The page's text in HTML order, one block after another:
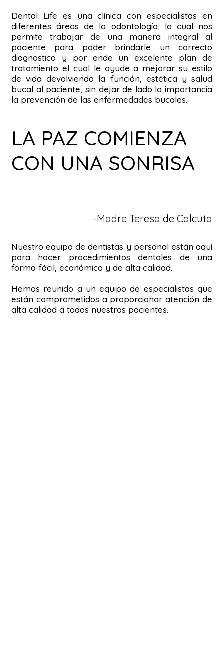
Dental Life es una clínica con especialistas en
diferentes áreas de la odontología, lo cual nos
permite trabajar de una manera integral al
paciente para poder brindarle un correcto
diagnostico y por ende un excelente plan de
tratamiento el cual le ayude a mejorar su estilo
de vida devolviendo la función, estética y salud
bucal al paciente, sin dejar de lado la importancia
la prevención de las enfermedades bucales.
LA PAZ COMIENZA
CON UNA SONRISA
-Madre Teresa de Calcuta
Nuestro equipo de dentistas y personal están aquí
para hacer procedimientos dentales de una
forma fácil, económico y de alta calidad.
Hemos reunido a un equipo de especialistas que
están comprometidos a proporcionar atención de
alta calidad a todos nuestros pacientes.